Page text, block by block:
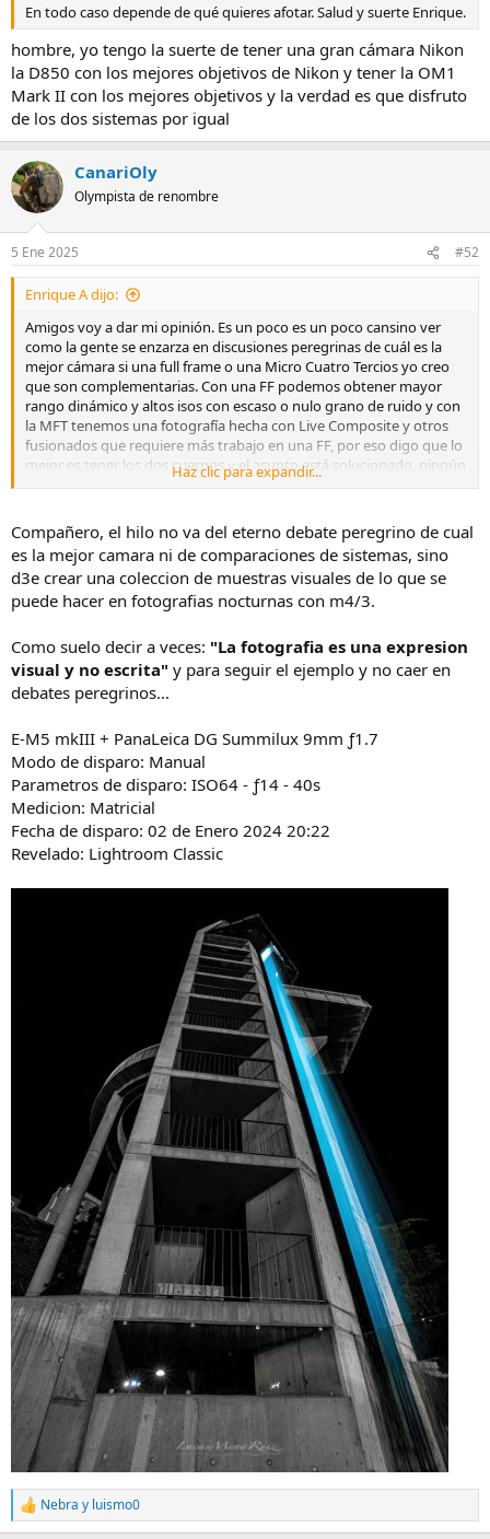
En todo caso depende de qué quieres afotar. Salud y suerte Enrique.
hombre, yo tengo la suerte de tener una gran cámara Nikon
la D850 con los mejores objetivos de Nikon y tener la OM1
Mark II con los mejores objetivos y la verdad es que disfruto
de los dos sistemas por igual
CanariOly
Olympista de renombre
5 Ene 2025 #52
Enrique A dijo:
Amigos voy a dar mi opinión. Es un poco es un poco cansino ver
como la gente se enzarza en discusiones peregrinas de cuál es la
mejor cámara si una full frame o una Micro Cuatro Tercios yo creo
que son complementarias. Con una FF podemos obtener mayor
rango dinámico y altos isos con escaso o nulo grano de ruido y con
la MFT tenemos una fotografía hecha con Live Composite y otros
fusionados que requiere más trabajo en una FF, por eso digo que lo
mejor es tener los dos cuerpos y el asunto está solucionado, ningún
sistema es mejor que otro
Haz clic para expandir...
Compañero, el hilo no va del eterno debate peregrino de cual
es la mejor camara ni de comparaciones de sistemas, sino
d3e crear una coleccion de muestras visuales de lo que se
puede hacer en fotografias nocturnas con m4/3.
Como suelo decir a veces: "La fotografia es una expresion
visual y no escrita" y para seguir el ejemplo y no caer en
debates peregrinos...
E-M5 mkIII + PanaLeica DG Summilux 9mm ƒ1.7
Modo de disparo: Manual
Parametros de disparo: ISO64 - ƒ14 - 40s
Medicion: Matricial
Fecha de disparo: 02 de Enero 2024 20:22
Revelado: Lightroom Classic
R
e
Nebra y luismo0